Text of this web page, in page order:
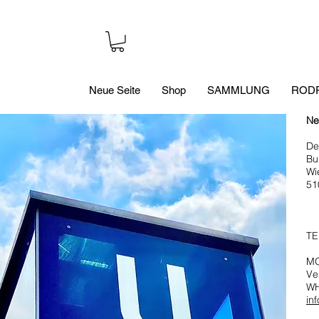
Neue Seite Shop SAMMLUNG